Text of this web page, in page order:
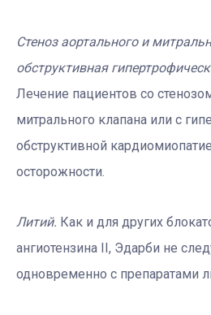
Стеноз аортального и
обструктивная
Лечение пациентов со
митрального клапана или с
обструктивной
осторожности.
Литий. Как и для других
ангиотензина II, Эдарби не
одновременно с препаратами